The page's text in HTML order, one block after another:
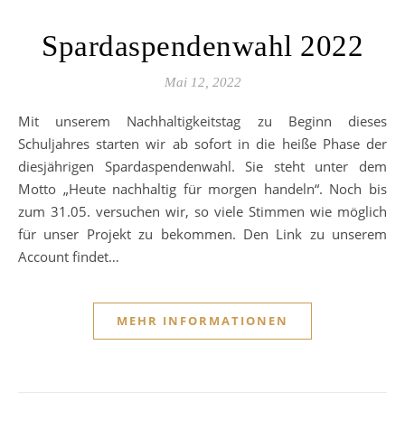
Spardaspendenwahl 2022
Mai 12, 2022
Mit unserem Nachhaltigkeitstag zu Beginn dieses
Schuljahres starten wir ab sofort in die heiße Phase der
diesjährigen Spardaspendenwahl. Sie steht unter dem
Motto „Heute nachhaltig für morgen handeln“. Noch bis
zum 31.05. versuchen wir, so viele Stimmen wie möglich
für unser Projekt zu bekommen. Den Link zu unserem
Account findet…
MEHR INFORMATIONEN